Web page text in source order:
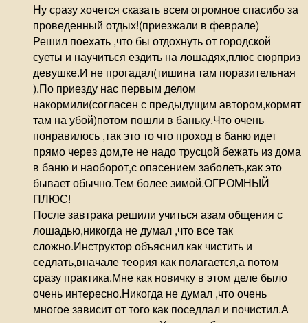
Ну сразу хочется сказать всем огромное спасибо за
проведенный отдых!(приезжали в феврале)
Решил поехать ,что бы отдохнуть от городской
суеты и научиться ездить на лошадях,плюс сюрприз
девушке.И не прогадал(тишина там поразительная
).По приезду нас первым делом
накормили(согласен с предыдущим автором,кормят
там на убой)потом пошли в баньку.Что очень
понравилось ,так это то что проход в баню идет
прямо через дом,те не надо трусцой бежать из дома
в баню и наоборот,с опасением заболеть,как это
бывает обычно.Тем более зимой.ОГРОМНЫЙ
ПЛЮС!
После завтрака решили учиться азам общения с
лошадью,никогда не думал ,что все так
сложно.Инструктор объяснил как чистить и
седлать,вначале теория как полагается,а потом
сразу практика.Мне как новичку в этом деле было
очень интересно.Никогда не думал ,что очень
многое зависит от того как поседлал и почистил.А